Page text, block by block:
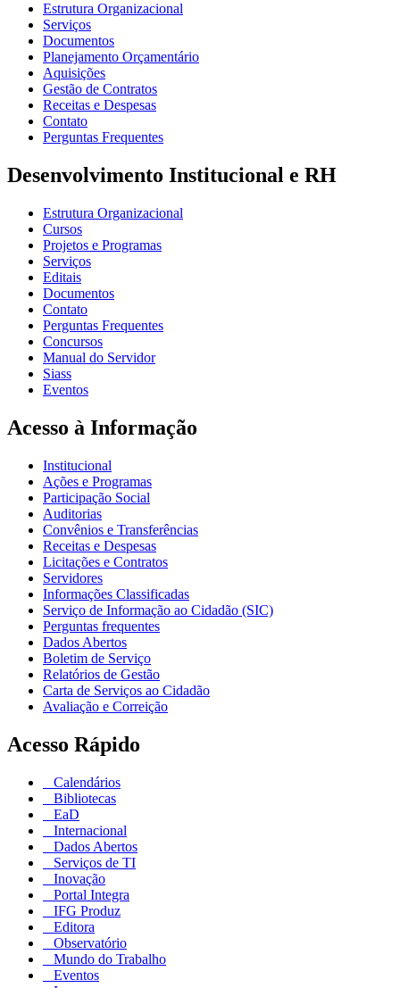
Estrutura Organizacional
Serviços
Documentos
Planejamento Orçamentário
Aquisições
Gestão de Contratos
Receitas e Despesas
Contato
Perguntas Frequentes
Desenvolvimento Institucional e RH
Estrutura Organizacional
Cursos
Projetos e Programas
Serviços
Editais
Documentos
Contato
Perguntas Frequentes
Concursos
Manual do Servidor
Siass
Eventos
Acesso à Informação
Institucional
Ações e Programas
Participação Social
Auditorias
Convênios e Transferências
Receitas e Despesas
Licitações e Contratos
Servidores
Informações Classificadas
Serviço de Informação ao Cidadão (SIC)
Perguntas frequentes
Dados Abertos
Boletim de Serviço
Relatórios de Gestão
Carta de Serviços ao Cidadão
Avaliação e Correição
Acesso Rápido
Calendários
Bibliotecas
EaD
Internacional
Dados Abertos
Serviços de TI
Inovação
Portal Integra
IFG Produz
Editora
Observatório
Mundo do Trabalho
Eventos